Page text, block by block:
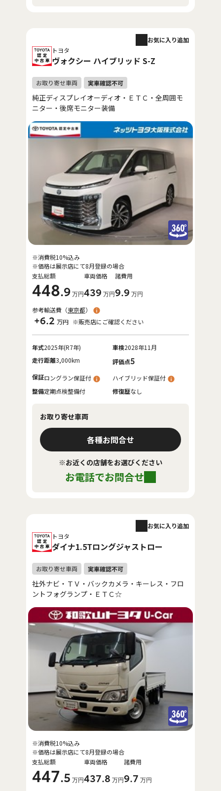
トヨタ
ヴォクシー ハイブリッド S-Z
お気に入り追加
純正ディスプレイオーディオ・ＥＴＣ・全周囲モ
ニター・後席モニター装備
支払総額
448.9 万円
車両価格
439 万円
諸費用
9.9 万円
※消費税10%込み
※価格は展示店にて8月登録の場合
参考輸送費（東京都）
+6.2 万円 ※販売店にご確認ください
年式2025年(R7年) 車検2028年11月
走行距離3,000km 評価点5
保証ロングラン保証付
ハイブリッド保証付
整備定期点検整備付 修復歴なし
お取り寄せ車両
各種お問合せ
※お近くの店舗をお選びください
お電話でお問合せ
トヨタ
ダイナ1.5Tロングジャストロー
お気に入り追加
社外ナビ・ＴＶ・バックカメラ・キーレス・フロ
ントフォグランプ・ＥＴＣ☆
支払総額
447.5 万円
車両価格
437.8 万円
諸費用
9.7 万円
※消費税10%込み
※価格は展示店にて8月登録の場合